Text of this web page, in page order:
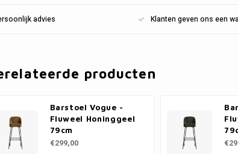
advies Klanten geven ons een
producten
Barstoel Vogue -
Fluweel Honinggeel
79cm
€299,00